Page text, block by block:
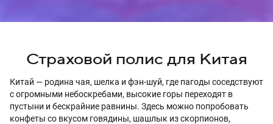
Страховой полис для Китая
Китай — родина чая, шелка и фэн-шуй, где пагоды соседствуют
с огромными небоскребами, высокие горы переходят в
пустыни и бескрайние равнины. Здесь можно попробовать
конфеты со вкусом говядины, шашлык из скорпионов,